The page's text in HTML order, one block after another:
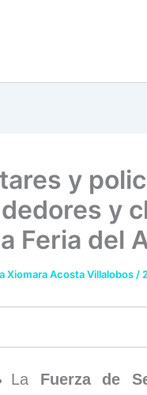
y
y
Feria del
Xiomara Acosta Villalobos /
La Fuerza de